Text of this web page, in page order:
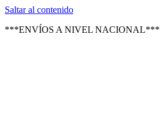
Texsal Venezuela
Saltar al contenido
***ENVÍOS A NIVEL NACIONAL***